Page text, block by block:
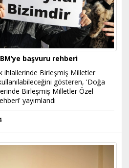
başvuru rehberi
ihlallerinde Birleşmiş Milletler
gösteren, 'Doğa
Birleşmiş Milletler Özel
yayımlandı